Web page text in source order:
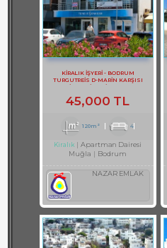
KİRALIK İŞYERİ - BODRUM
TURGUTREİS D-MARİN KARŞISI
45,000 TL
120m² 4
Kiralık
Apartman Dairesi
Muğla
Bodrum
NAZAR EMLAK